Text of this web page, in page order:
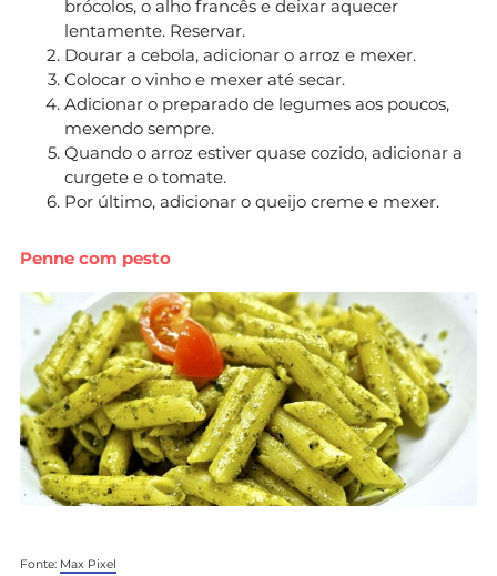
brócolos, o alho francês e deixar aquecer
lentamente. Reservar.
Dourar a cebola, adicionar o arroz e mexer.
Colocar o vinho e mexer até secar.
Adicionar o preparado de legumes aos poucos,
mexendo sempre.
Quando o arroz estiver quase cozido, adicionar a
curgete e o tomate.
Por último, adicionar o queijo creme e mexer.
Penne com pesto
Fonte: Max Pixel